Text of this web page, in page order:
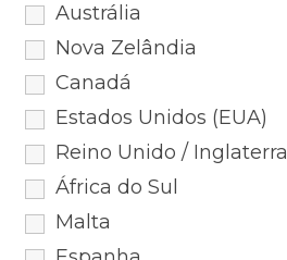
Austrália
Nova Zelândia
Canadá
Estados Unidos (EUA)
Reino Unido / Inglaterra
África do Sul
Malta